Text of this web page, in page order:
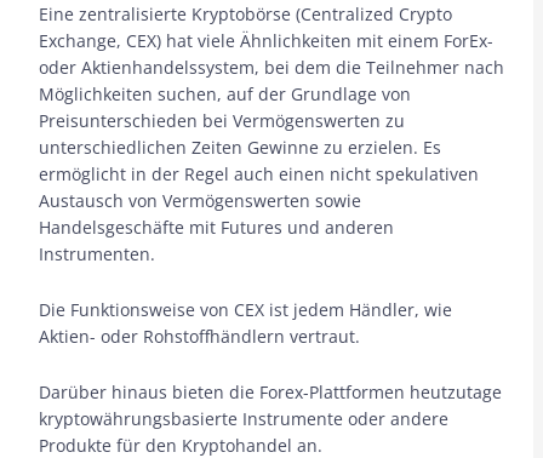
Eine zentralisierte Kryptobörse (Centralized Crypto
Exchange, CEX) hat viele Ähnlichkeiten mit einem ForEx-
oder Aktienhandelssystem, bei dem die Teilnehmer nach
Möglichkeiten suchen, auf der Grundlage von
Preisunterschieden bei Vermögenswerten zu
unterschiedlichen Zeiten Gewinne zu erzielen. Es
ermöglicht in der Regel auch einen nicht spekulativen
Austausch von Vermögenswerten sowie
Handelsgeschäfte mit Futures und anderen
Instrumenten.
Die Funktionsweise von CEX ist jedem Händler, wie
Aktien- oder Rohstoffhändlern vertraut.
Darüber hinaus bieten die Forex-Plattformen heutzutage
kryptowährungsbasierte Instrumente oder andere
Produkte für den Kryptohandel an.